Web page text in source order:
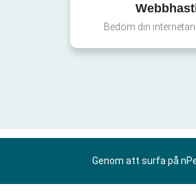
Bedöm din
Genom att surfa på